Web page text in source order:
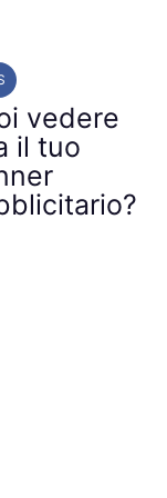
vedere
il tuo